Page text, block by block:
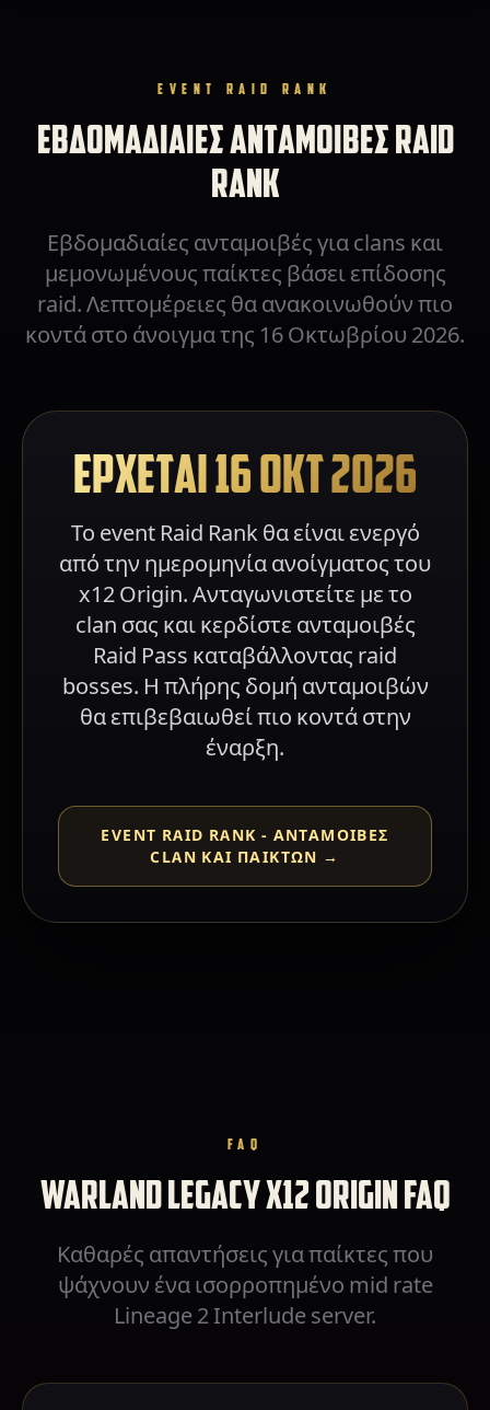
EVENT RAID RANK
ΕΒΔΟΜΑΔΙΑΙΕΣ ΑΝΤΑΜΟΙΒΕΣ RAID
RANK
Εβδομαδιαίες ανταμοιβές για clans και
μεμονωμένους παίκτες βάσει επίδοσης
raid. Λεπτομέρειες θα ανακοινωθούν πιο
κοντά στο άνοιγμα της 16 Οκτωβρίου 2026.
ΕΡΧΕΤΑΙ 16 ΟΚΤ 2026
Το event Raid Rank θα είναι ενεργό
από την ημερομηνία ανοίγματος του
x12 Origin. Ανταγωνιστείτε με το
clan σας και κερδίστε ανταμοιβές
Raid Pass καταβάλλοντας raid
bosses. Η πλήρης δομή ανταμοιβών
θα επιβεβαιωθεί πιο κοντά στην
έναρξη.
EVENT RAID RANK - ΑΝΤΑΜΟΙΒΈΣ
CLAN ΚΑΙ ΠΑΙΚΤΏΝ →
FAQ
WARLAND LEGACY X12 ORIGIN FAQ
Καθαρές απαντήσεις για παίκτες που
ψάχνουν ένα ισορροπημένο mid rate
Lineage 2 Interlude server.